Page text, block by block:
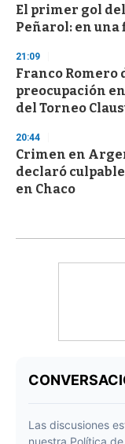
El primer gol
Peñarol: en
21:09
Franco Romero
preocupación
del Torneo
20:44
Crimen en
declaró
en Chaco